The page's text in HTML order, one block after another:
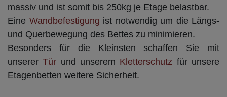
massiv und ist somit bis 250kg je Etage belastbar.
Eine Wandbefestigung ist notwendig um die Längs-
und Querbewegung des Bettes zu minimieren.
Besonders für die Kleinsten schaffen Sie mit
unsererTür und unserem Kletterschutz für unsere
Etagenbetten weitere Sicherheit.